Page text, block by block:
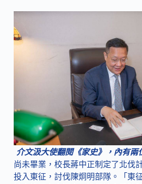
介文汲大使翻閱《家史》，內有兩
尚未畢業，校長蔣中正制定了北伐
投入東征，討伐陳炯明部隊。「東